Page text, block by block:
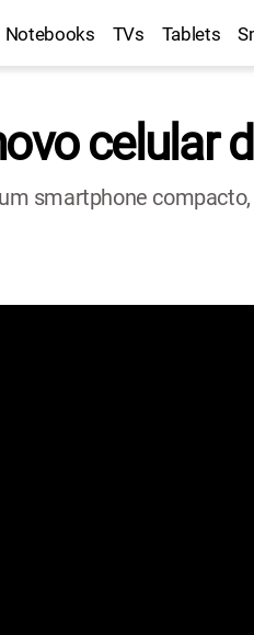
Notebooks TVs Tablets
celular
smartphone